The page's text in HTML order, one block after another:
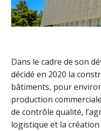
Dans le cadre de son
décidé en 2020 la
bâtiments, pour
production
de contrôle qualité,
logistique et la